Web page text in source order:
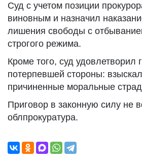
Суд с учетом позиции
виновным и назначил
лишения свободы с
строгого режима.
Кроме того, суд удовлетворил
потерпевшей стороны:
причиненные моральные
Приговор в законную силу не
облпрокуратура.